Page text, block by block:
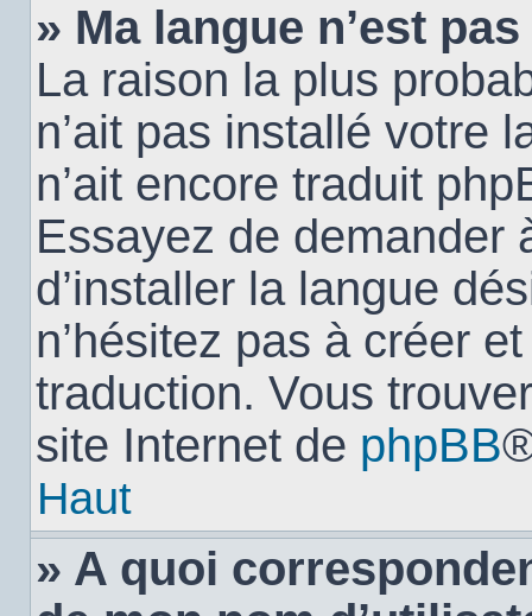
» Ma langue n’est
La raison la plus
n’ait pas installé votre
n’ait encore traduit
Essayez de demander
d’installer la langue
n’hésitez pas à créer
traduction. Vous
site Internet de phpBB
Haut
» A quoi